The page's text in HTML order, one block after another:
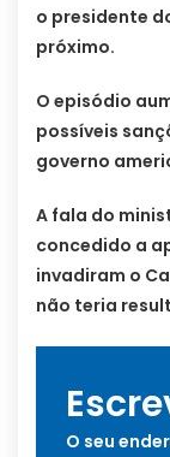
o presidente
próximo.
O episódio
possíveis
governo
A fala do
concedido a
invadiram o
não teria
O seu